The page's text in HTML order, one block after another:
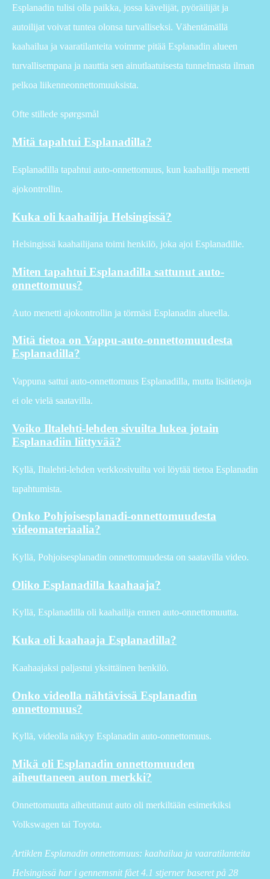
Esplanadin tulisi olla paikka, jossa kävelijät, pyöräilijät ja
autoilijat voivat tuntea olonsa turvalliseksi. Vähentämällä
kaahailua ja vaaratilanteita voimme pitää Esplanadin alueen
turvallisempana ja nauttia sen ainutlaatuisesta tunnelmasta ilman
pelkoa liikenneonnettomuuksista.
Ofte stillede spørgsmål
Mitä tapahtui Esplanadilla?
Esplanadilla tapahtui auto-onnettomuus, kun kaahailija menetti
ajokontrollin.
Kuka oli kaahailija Helsingissä?
Helsingissä kaahailijana toimi henkilö, joka ajoi Esplanadille.
Miten tapahtui Esplanadilla sattunut auto-
onnettomuus?
Auto menetti ajokontrollin ja törmäsi Esplanadin alueella.
Mitä tietoa on Vappu-auto-onnettomuudesta
Esplanadilla?
Vappuna sattui auto-onnettomuus Esplanadilla, mutta lisätietoja
ei ole vielä saatavilla.
Voiko Iltalehti-lehden sivuilta lukea jotain
Esplanadiin liittyvää?
Kyllä, Iltalehti-lehden verkkosivuilta voi löytää tietoa Esplanadin
tapahtumista.
Onko Pohjoisesplanadi-onnettomuudesta
videomateriaalia?
Kyllä, Pohjoisesplanadin onnettomuudesta on saatavilla video.
Oliko Esplanadilla kaahaaja?
Kyllä, Esplanadilla oli kaahailija ennen auto-onnettomuutta.
Kuka oli kaahaaja Esplanadilla?
Kaahaajaksi paljastui yksittäinen henkilö.
Onko videolla nähtävissä Esplanadin
onnettomuus?
Kyllä, videolla näkyy Esplanadin auto-onnettomuus.
Mikä oli Esplanadin onnettomuuden
aiheuttaneen auton merkki?
Onnettomuutta aiheuttanut auto oli merkiltään esimerkiksi
Volkswagen tai Toyota.
Artiklen Esplanadin onnettomuus: kaahailua ja vaaratilanteita
Helsingissä har i gennemsnit fået4.1 stjerner baseret på 28